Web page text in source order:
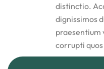
distinctio.
dignissimos
praesentium
corrupti